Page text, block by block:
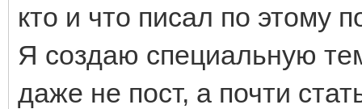
кто и что писал по этому
Я создаю специальную
даже не пост, а почти